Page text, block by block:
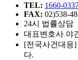
TEL: 1660-
FAX: 02)538-
24시 법률상담
대표변호사 야
[전국사건대응]
다.